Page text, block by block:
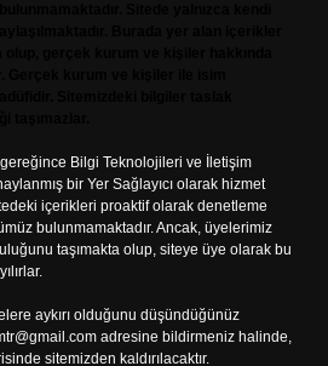
Bilgi Teknolojileri ve İletişim
bir Yer Sağlayıcı olarak hizmet
içerikleri proaktif olarak denetleme
bulunmamaktadır. Ancak, üyelerimiz
taşımakta olup, siteye üye olarak bu
aykırı olduğunu düşündüğünüz
adresine bildirmeniz halinde,
sitemizden kaldırılacaktır.